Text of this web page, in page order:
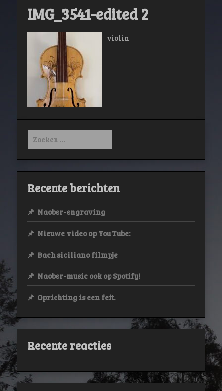
IMG_3541-edited 2
violin
Zoeken
naar:
Recente berichten
Naober-engraving
Nieuwe video op You Tube:
Bach siciliano filmpje
Naober-music ook op Spotify!
Oprichting is een feit.
Recente reacties